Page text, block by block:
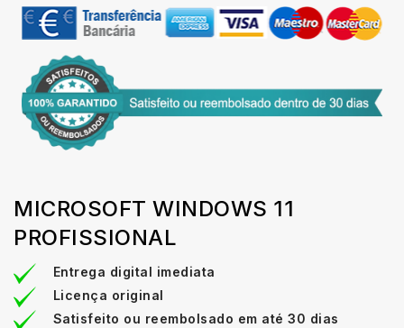
MICROSOFT WINDOWS 11
PROFISSIONAL
Entrega digital imediata
Licença original
Satisfeito ou reembolsado em até 30 dias